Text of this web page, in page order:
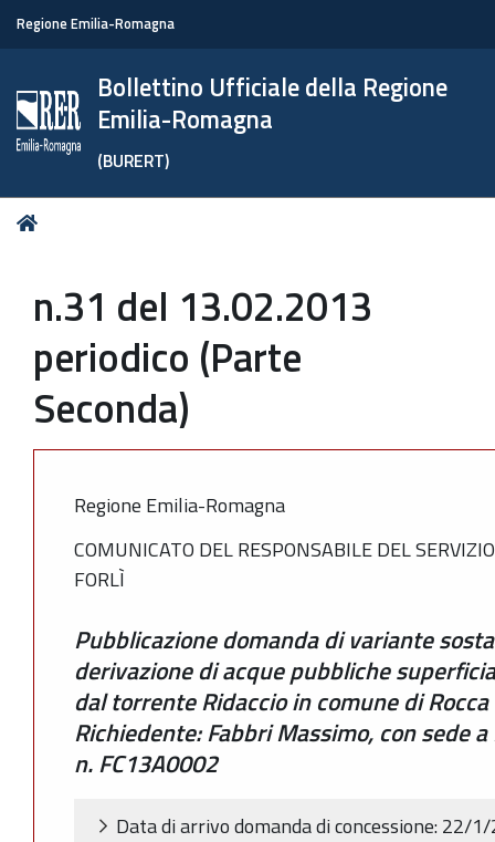
Regione Emilia-Romagna
Bollettino Ufficiale della Regione
Emilia-Romagna
(BURERT)
Tu
n.31 del 13.02.2013
periodico (Parte
Seconda)
Regione Emilia-Romagna
COMUNICATO DEL RESPONSABILE DEL
FORLÌ
Pubblicazione domanda di variante
derivazione di acque pubbliche
dal torrente Ridaccio in comune di Rocca
Richiedente: Fabbri Massimo, con sede
n. FC13A0002
Data di arrivo domanda di concessione: 22/